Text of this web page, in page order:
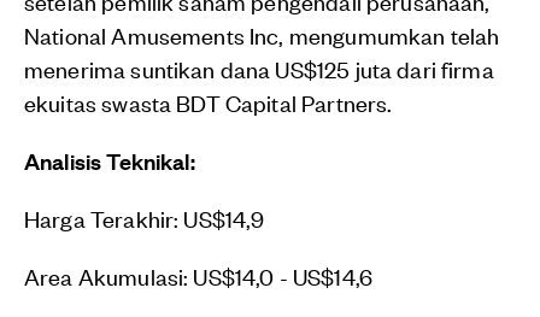
National Amusements Inc, mengumumkan telah
menerima suntikan dana US$125 juta dari firma
ekuitas swasta BDT Capital Partners.
Analisis Teknikal:
Harga Terakhir: US$14,9
Area Akumulasi: US$14,0 - US$14,6